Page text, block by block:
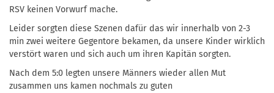
RSV keinen Vorwurf mache.
Leider sorgten diese Szenen dafür das wir innerhalb von 2-3
min zwei weitere Gegentore bekamen, da unsere Kinder wirklich
verstört waren und sich auch um ihren Kapitän sorgten.
Nach dem 5:0 legten unsere Männers wieder allen Mut
zusammen uns kamen nochmals zu guten